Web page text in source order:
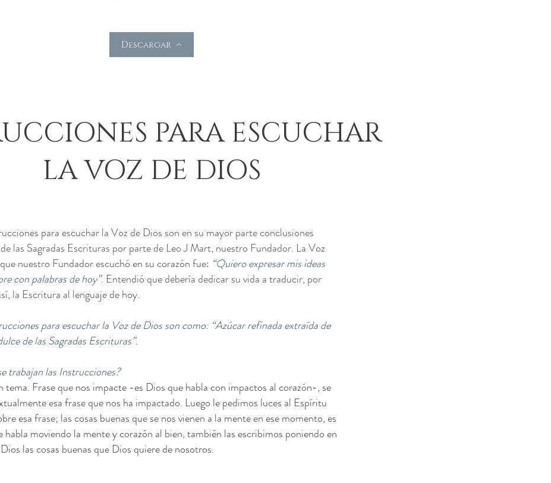
Descargar
PARA ESCUCHAR
LA VOZ DE DIOS
para escuchar la Voz de Dios son en su mayor parte conclusiones
las Sagradas Escrituras por parte de Leo J Mart, nuestro Fundador. La Voz
nuestro Fundador escuchó en su corazón fue: “Quiero expresar mis ideas
con palabras de hoy”. Entendió que debería dedicar su vida a traducir, por
la Escritura al lenguaje de hoy.
para escuchar la Voz de Dios son como: “Azúcar refinada extraída de
de las Sagradas Escrituras”.
trabajan las Instrucciones?
tema. Frase que nos impacte -es Dios que habla con impactos al corazón-, se
esa frase que nos ha impactado. Luego le pedimos luces al Espíritu
esa frase; las cosas buenas que se nos vienen a la mente en ese momento, es
habla moviendo la mente y corazón al bien, también las escribimos poniendo en
las cosas buenas que Dios quiere de nosotros.